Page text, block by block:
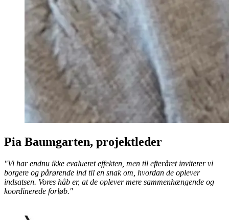
Pia Baumgarten, projektleder
"Vi har endnu ikke evalueret effekten, men til efteråret inviterer vi
borgere og pårørende ind til en snak om, hvordan de oplever
indsatsen. Vores håb er, at de oplever mere sammenhængende og
koordinerede forløb."